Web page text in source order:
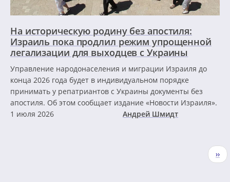
На историческую родину без апостиля:
Израиль пока продлил режим упрощенной
легализации для выходцев с Украины
Управление народонаселения и миграции Израиля до
конца 2026 года будет в индивидуальном порядке
принимать у репатриантов с Украины документы без
апостиля. Об этом сообщает издание «Новости Израиля».
1 июля 2026
Андрей Шмидт
››